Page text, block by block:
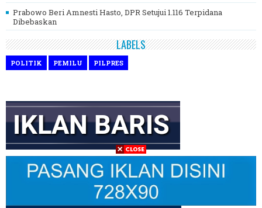
Prabowo Beri Amnesti Hasto, DPR Setujui 1.116 Terpidana
Dibebaskan
LABELS
POLITIK PEMILU PILPRES